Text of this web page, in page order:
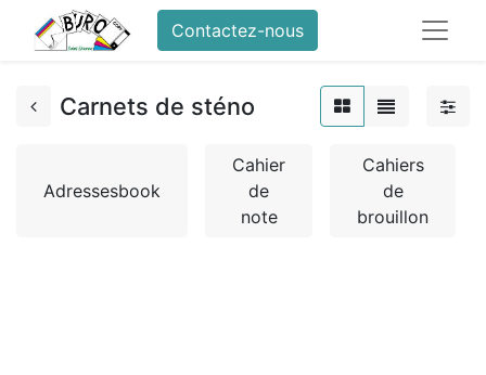
Contactez-nous
Carnets de sténo
Adressesbook
Cahier
de
note
Cahiers
de
brouillon